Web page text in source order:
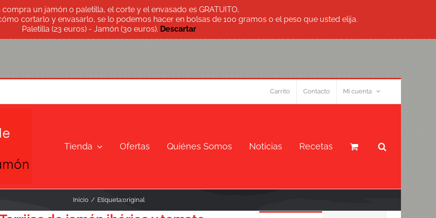
compra un jamón o paletilla, el corte y el envasado es GRATUITO,
cortarlo y envasarlo, se lo podemos hacer en bolsas de 100 gramos o el peso que usted elija.
Paletilla (23 euros) - Jamón (30 euros). Descartar
Carrito Contacto Mi cuenta
Tienda Ofertas Quiénes Somos Noticias Recetas
Inicio Etiqueta:original